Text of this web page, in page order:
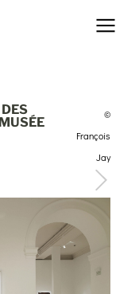
DES
©
François
Jay